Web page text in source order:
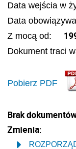
Data wejścia w
Data
Z mocą od:
Dokument traci
Pobierz PDF
Brak
Zmienia: